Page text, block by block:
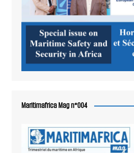
Maritimafrica Mag n°004